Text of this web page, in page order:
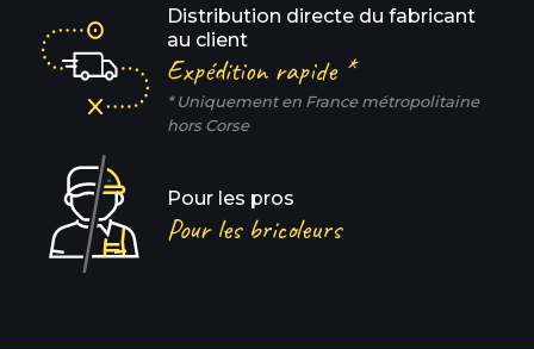
Distribution directe du fabricant
au client
Expédition rapide *
* Uniquement en France métropolitaine
hors Corse
Pour les pros
Pour les bricoleurs